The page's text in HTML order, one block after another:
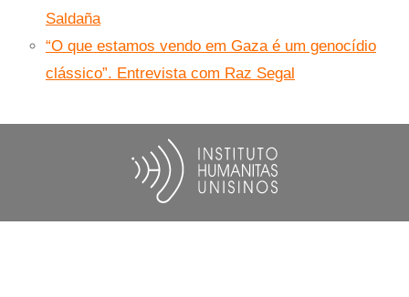
Saldaña
“O que estamos vendo em Gaza é um genocídio
clássico”. Entrevista com Raz Segal